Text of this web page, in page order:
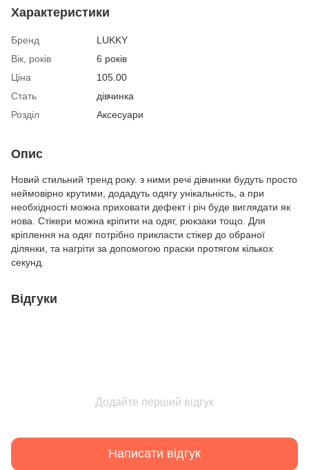
Характеристики
Бренд
LUKKY
Вік, років
6 років
Ціна
105.00
Стать
дівчинка
Розділ
Аксесуари
Опис
Новий стильний тренд року. з ними речі дівчинки будуть просто
неймовірно крутими, додадуть одягу унікальність, а при
необхідності можна приховати дефект і річ буде виглядати як
нова. Стікери можна кріпити на одяг, рюкзаки тощо. Для
кріплення на одяг потрібно прикласти стікер до обраної
ділянки, та нагріти за допомогою праски протягом кількох
секунд.
Відгуки
Додайте перший відгук
Написати відгук